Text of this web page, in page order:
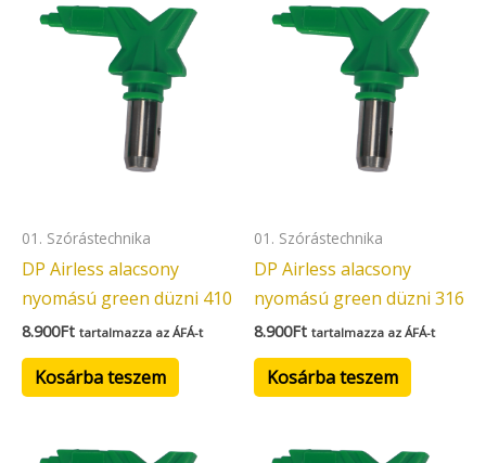
01. Szórástechnika
DP Airless alacsony
nyomású green düzni 410
8.900Ft tartalmazza az ÁFÁ-t
Kosárba teszem
01. Szórástechnika
DP Airless alacsony
nyomású green düzni 316
8.900Ft tartalmazza az ÁFÁ-t
Kosárba teszem